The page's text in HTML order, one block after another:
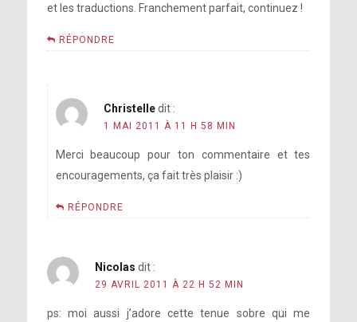
et les traductions. Franchement parfait, continuez !
RÉPONDRE
Christelle dit :
1 MAI 2011 À 11 H 58 MIN
Merci beaucoup pour ton commentaire et tes
encouragements, ça fait très plaisir :)
RÉPONDRE
Nicolas dit :
29 AVRIL 2011 À 22 H 52 MIN
ps: moi aussi j’adore cette tenue sobre qui me